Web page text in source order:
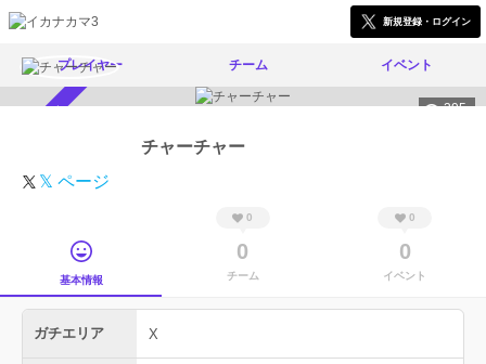
新規登録・ログイン
プレイヤー チーム イベント
395
チャーチャー
𝕏 ページ
基本情報
0
0
チーム
0
0
イベント
ガチエリア X